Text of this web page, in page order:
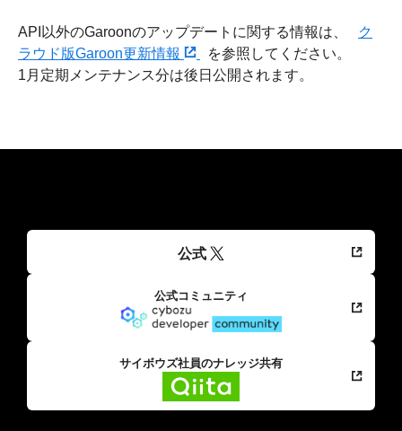
API以外のGaroonのアップデートに関する情報は、
ク
ラウド版Garoon更新情報
を参照してください。
1月定期メンテナンス分は後日公開されます。
公式
公式コミュニティ
サイボウズ社員のナレッジ共有